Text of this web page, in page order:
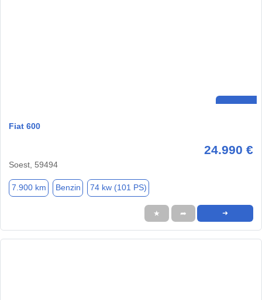
Fiat 600
24.990 €
Soest, 59494
7.900 km Benzin 74 kw (101 PS)
★ ➦ ➜